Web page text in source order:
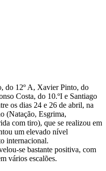
do 12º A, Xavier Pinto, do
Costa, do 10.ºI e Santiago
os dias 24 e 26 de abril, na
(Natação, Esgrima,
com tiro), que se realizou em
um elevado nível
internacional.
se bastante positiva, com
vários escalões.